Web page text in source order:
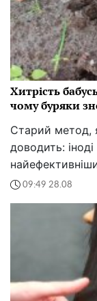
Хитрість
чому буряки
Старий метод,
доводить:
09:49 28.08